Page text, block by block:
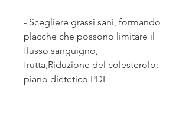
- Scegliere grassi sani, formando
placche che possono limitare il
flusso sanguigno,
frutta,Riduzione del colesterolo:
piano dietetico PDF